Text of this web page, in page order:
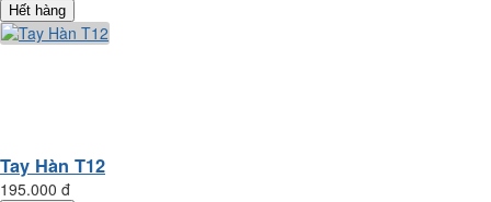
Hết hàng
Tay Hàn T12
195.000 đ